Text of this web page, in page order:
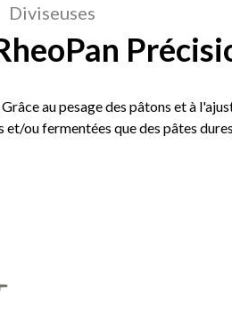
Diviseuses
au pesage des pâtons et à
ou fermentées que des pâtes